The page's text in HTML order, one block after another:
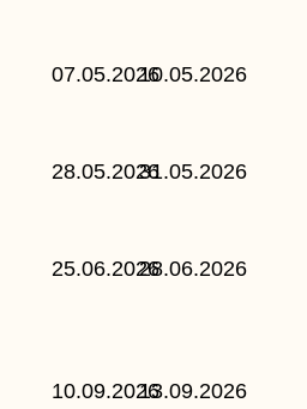
07.05.202610.05.2026
28.05.202631.05.2026
25.06.202628.06.2026
10.09.202613.09.2026